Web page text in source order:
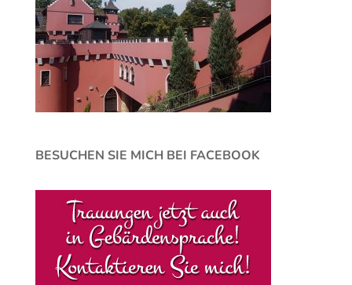
BESUCHEN SIE MICH BEI FACEBOOK